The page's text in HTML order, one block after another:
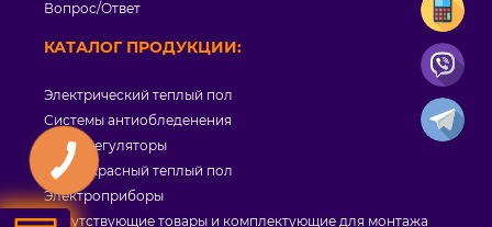
Вопрос/Ответ
КАТАЛОГ ПРОДУКЦИИ:
Электрический теплый пол
Системы антиобледенения
Терморегуляторы
Инфракрасный теплый пол
Электроприборы
Сопутствующие товары и комплектующие для монтажа